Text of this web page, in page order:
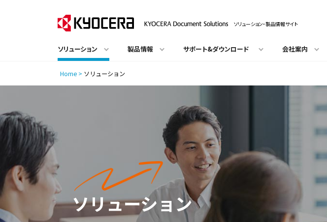
ソリューション・製品情報サイト
ソリューション 製品情報 サポート&ダウンロード 会社案内
Home > ソリューション
ソリューション